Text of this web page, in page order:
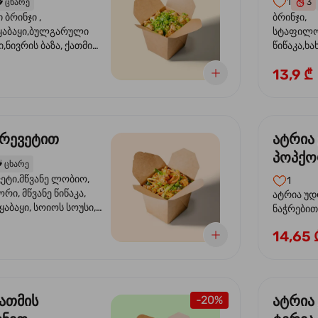
ცხარე
,
ბაზა, ქათმის
ხახვი,სეზამის
3
ბრინჯი,
სოუსი,
13,9 ₾
ცხარე
ლობიო,
მწვანე წიწაკა,
სოიოს სოუსი,
სოუსი, მწვანე ხახვი,
ატრია
სოსუით
1
ატრია
ნაჭრებით,
ნიორი)
14,65
-20%